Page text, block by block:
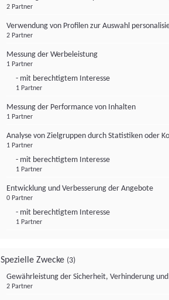
2 Partner
Verwendung von Profilen zur Auswahl
2 Partner
Messung der Werbeleistung
1 Partner
- mit berechtigtem Interesse
1 Partner
Messung der Performance von Inhalten
1 Partner
Analyse von Zielgruppen durch Statistiken oder
1 Partner
- mit berechtigtem Interesse
1 Partner
Entwicklung und Verbesserung der Angebote
0 Partner
- mit berechtigtem Interesse
1 Partner
Spezielle Zwecke (3)
Gewährleistung der Sicherheit, Verhinderung
2 Partner